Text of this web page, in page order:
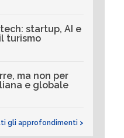
startup, AI e
turismo
ma non per
e globale
gli approfondimenti >